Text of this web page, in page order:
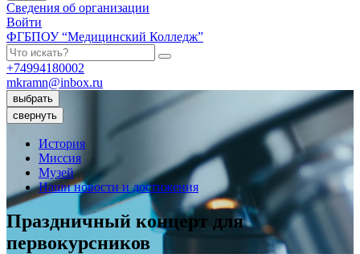
Сведения об организации
Войти
ФГБПОУ “Медицинский Колледж”
+74994180002
mkramn@inbox.ru
выбрать
свернуть
История
Миссия
Музей
Наши новости и достижения
Праздничный концерт для
первокурсников